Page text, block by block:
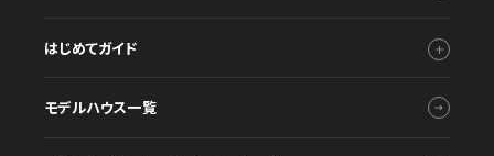
はじめてガイド
モデルハウス一覧